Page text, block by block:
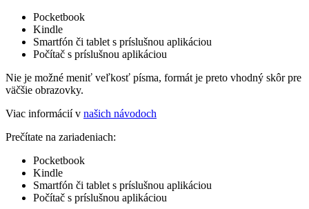
Pocketbook
Kindle
Smartfón či tablet s príslušnou aplikáciou
Počítač s príslušnou aplikáciou
Nie je možné meniť veľkosť písma, formát je preto vhodný skôr pre
väčšie obrazovky.
Viac informácií v našich návodoch
Prečítate na zariadeniach:
Pocketbook
Kindle
Smartfón či tablet s príslušnou aplikáciou
Počítač s príslušnou aplikáciou